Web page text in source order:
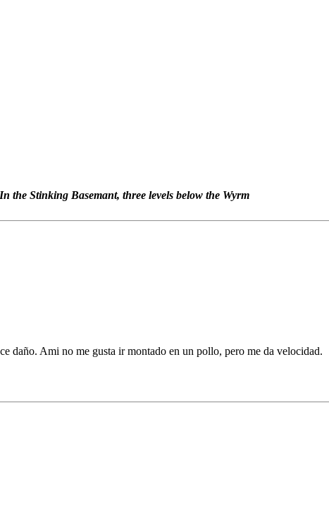
In the Stinking Basemant, three levels below the Wyrm
daño. Ami no me gusta ir montado en un pollo, pero me da velocidad.